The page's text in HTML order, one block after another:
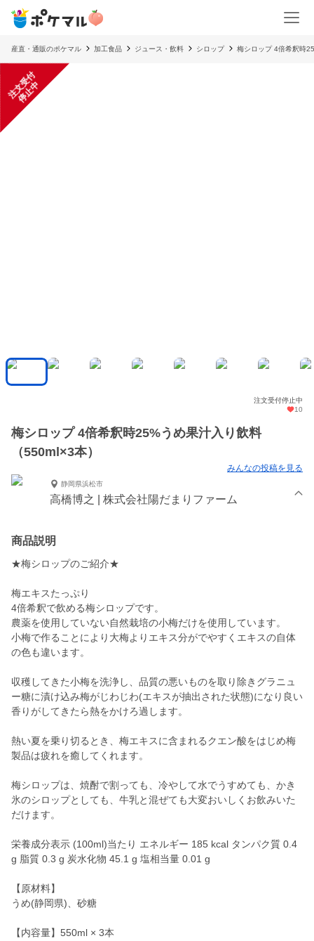
産直・通販のポケマル 加工食品 ジュース・飲料 シロップ 梅シロップ 4倍希釈時
注
文
受
付
停
止
中
注文受付停止中
10
梅シロップ 4倍希釈時25%うめ果汁入り飲料
（550ml×3本）
みんなの投稿を見る
静岡県浜松市
高橋博之 | 株式会社陽だまりファーム
商品説明
★梅シロップのご紹介★
梅エキスたっぷり
4倍希釈で飲める梅シロップです。
農薬を使用していない自然栽培の小梅だけを使用しています。
小梅で作ることにより大梅よりエキス分がでやすくエキスの自体
の色も違います。
収穫してきた小梅を洗浄し、品質の悪いものを取り除きグラニュ
ー糖に漬け込み梅がじわじわ(エキスが抽出された状態)になり良い
香りがしてきたら熱をかけろ過します。
熱い夏を乗り切るとき、梅エキスに含まれるクエン酸をはじめ梅
製品は疲れを癒してくれます。
梅シロップは、焼酎で割っても、冷やして水でうすめても、かき
氷のシロップとしても、牛乳と混ぜても大変おいしくお飲みいた
だけます。
栄養成分表示 (100ml)当たり エネルギー 185 kcal タンパク質 0.4
g 脂質 0.3 g 炭水化物 45.1 g 塩相当量 0.01 g
【原材料】
うめ(静岡県)、砂糖
【内容量】550ml × 3本